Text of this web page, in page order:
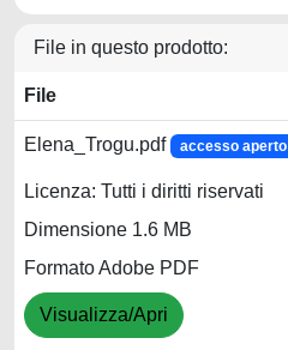
File in questo prodotto:
File
Elena_Trogu.pdf accesso aperto
Licenza: Tutti i diritti riservati
Dimensione 1.6 MB
Formato Adobe PDF
Visualizza/Apri